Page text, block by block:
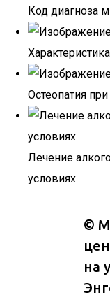
Код диагноза
Остеопатия
Лечение
условиях
©
на